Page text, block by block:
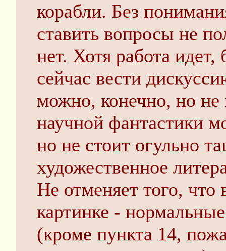
корабли. Без
ставить вопросы не
нет. Хотя работа
сейчас вести
можно, конечно, но не
научной фантастики
но не стоит огульно
художественное
Не отменяет того, что
картинке -
(кроме пункта 14,